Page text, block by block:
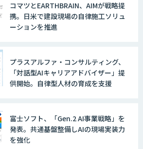
コマツとEARTHBRAIN、AIMが戦略提
携。日米で建設現場の自律施工ソリュ
ーションを推進
プラスアルファ・コンサルティング、
「対話型AIキャリアアドバイザー」提
供開始。自律型人材の育成を支援
富士ソフト、「Gen.2 AI事業戦略」を
発表。共通基盤整備しAIの現場実装力
を強化